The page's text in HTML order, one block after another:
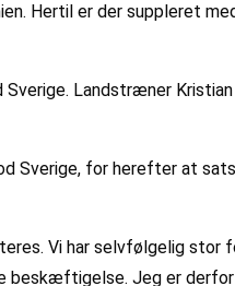
Hertil er der suppleret
Landstræner
for herefter at
Vi har selvfølgelig
beskæftigelse. Jeg er